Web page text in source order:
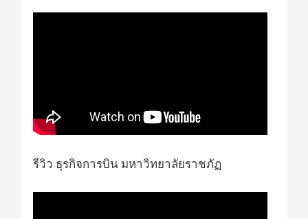
รีวิว ธุรกิจการบิน มหาวิทยาลัยราชภัฏ